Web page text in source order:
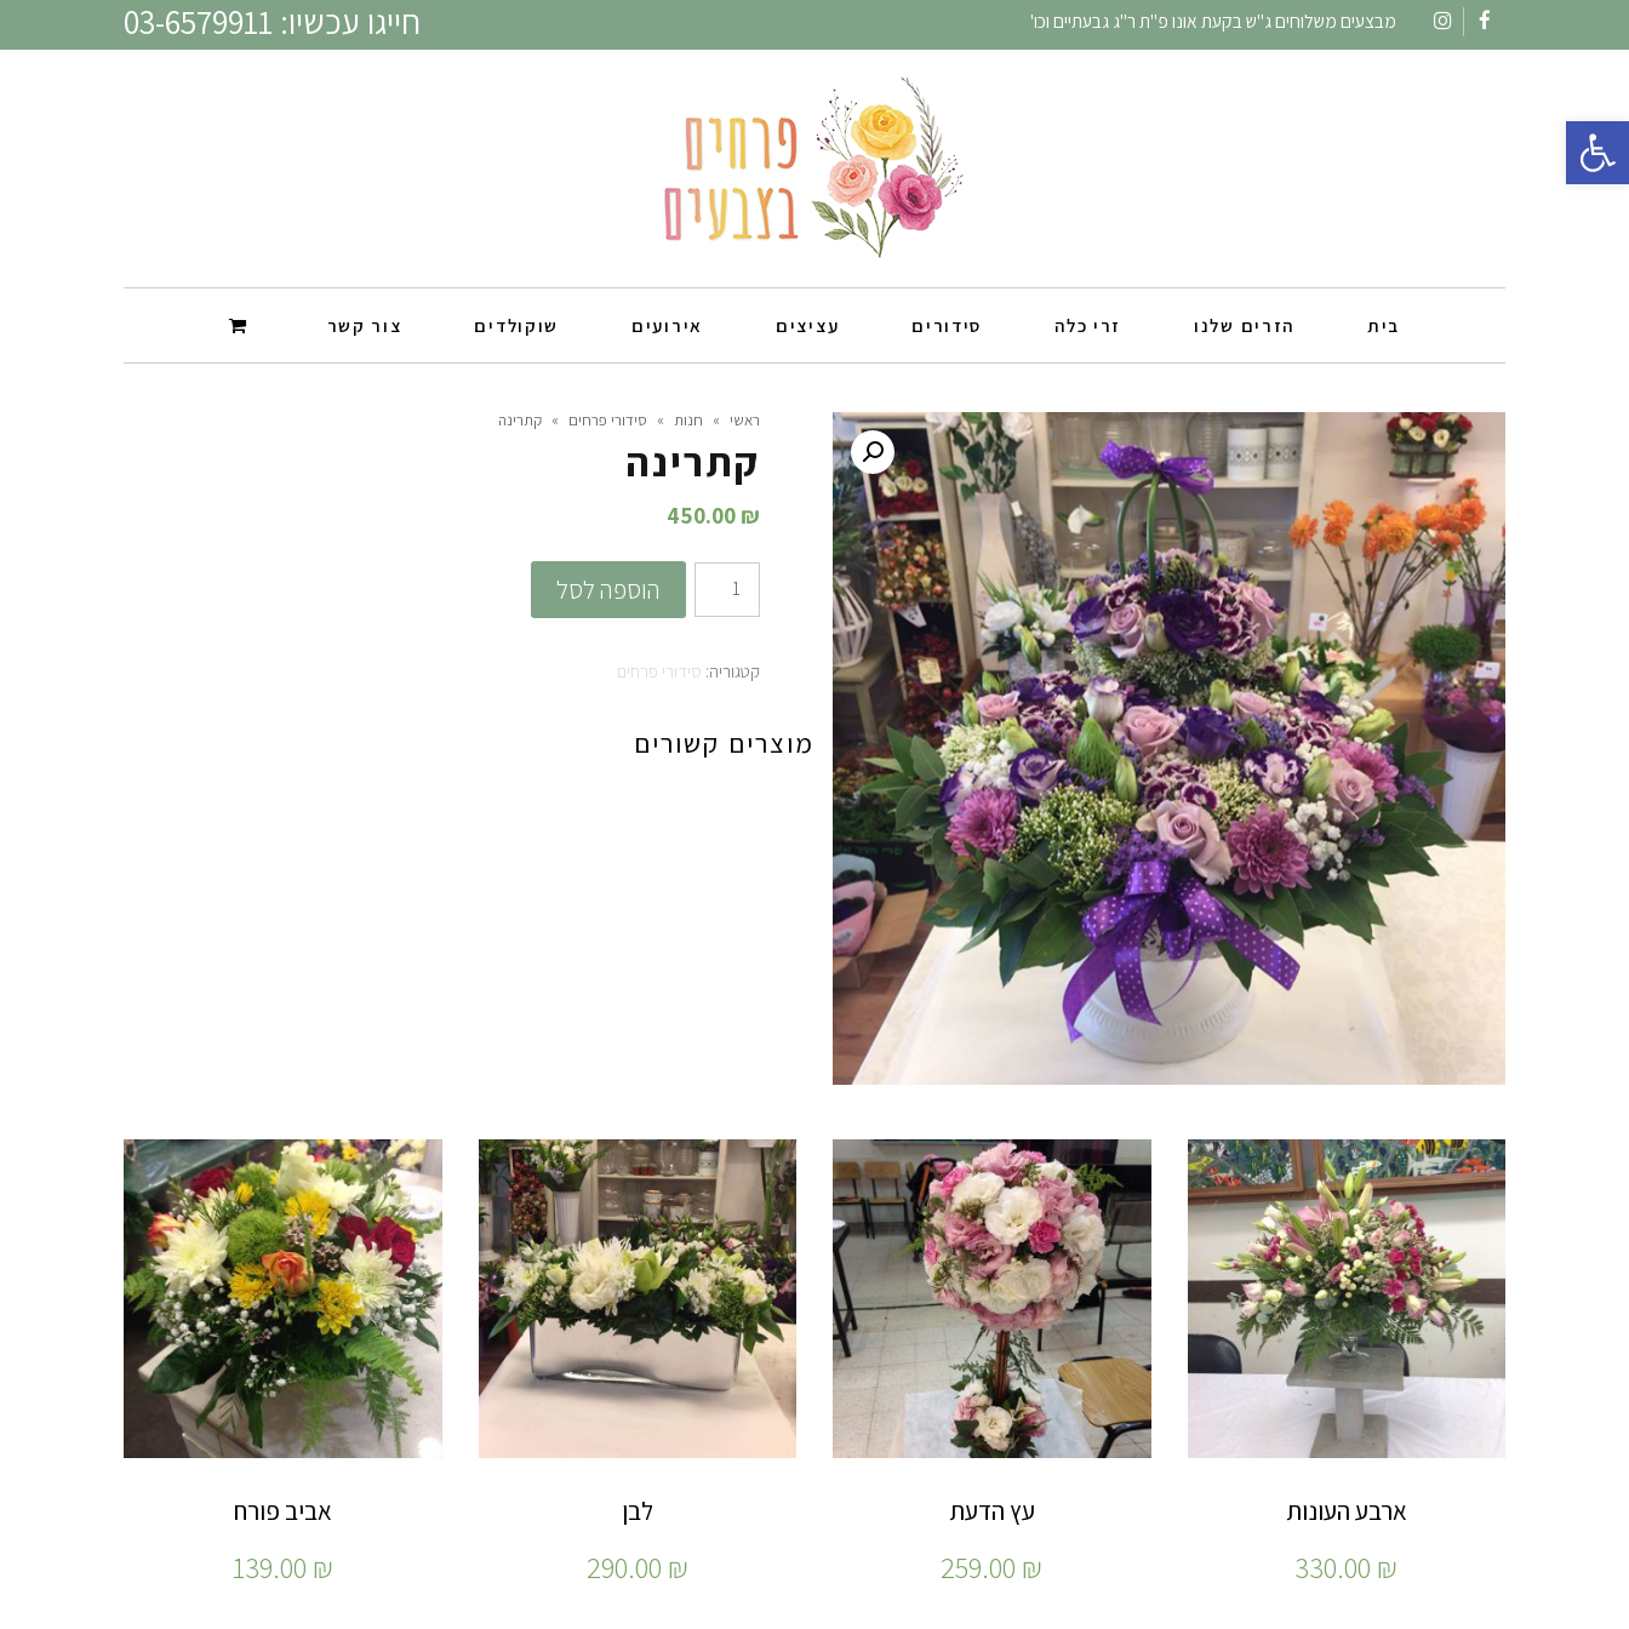
פתח סרגל נגישות
Facebook
Instagram
מבצעים משלוחים ג"ש בקעת אונו פ"ת ר"ג גבעתיים וכו' חייגו עכשיו: 03-6579911
בית הזרים שלנו זרי כלה סידורים עציצים אירועים שוקולדים צור קשר
ראשי » חנות » סידורי פרחים » קתרינה
קתרינה
450.00 ₪
כמות
של
הוספה לסל
קטגוריה: סידורי פרחים
מוצרים קשורים
ארבע העונות
330.00 ₪
עץ הדעת
259.00 ₪
לבן
290.00 ₪
אביב פורח
139.00 ₪